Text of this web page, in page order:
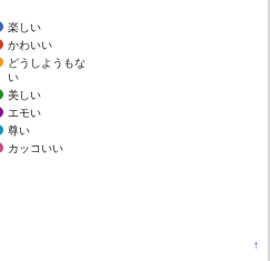
楽しい
かわいい
どうしようもな
い
美しい
エモい
尊い
カッコいい
↑